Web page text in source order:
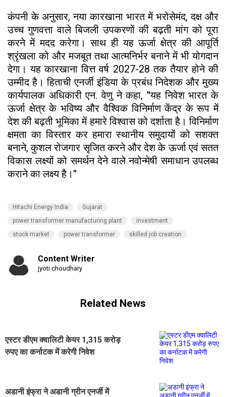
कंपनी के अनुसार, नया कारखाना भारत में भरोसेमंद, दक्ष और
उच्च गुणवत्ता वाले बिजली उपकरणों की बढ़ती मांग को पूरा
करने में मदद करेगा। साथ ही यह ऊर्जा क्षेत्र की आपूर्ति
श्रृंखला को और मजबूत तथा आत्मनिर्भर बनाने में भी योगदान
देगा। यह कारखाना वित्त वर्ष 2027-28 तक तैयार होने की
उम्मीद है। हिताची एनर्जी इंडिया के प्रबंध निदेशक और मुख्य
कार्यपालक अधिकारी एन. वेणु ने कहा, ''यह निवेश भारत के
ऊर्जा क्षेत्र के भविष्य और वैश्विक विनिर्माण केंद्र के रूप में
देश की बढ़ती भूमिका में हमारे विश्वास को दर्शाता है। विनिर्माण
क्षमता का विस्तार कर हमारा स्थानीय समुदायों को सशक्त
बनाने, कुशल रोजगार सृजित करने और देश के ऊर्जा एवं सतत
विकास लक्ष्यों को समर्थन देने वाले नवोन्मेषी समाधान उपलब्ध
कराने का लक्ष्य है।''
Hitachi Energy India
Gujarat
power transformer manufacturing plant
investment
stock market
power transformer skilled job creation
Content Writer
jyoti choudhary
Related News
एस्टर डीएम क्वालिटी केयर 1,315 करोड़
रुपए का कर्नाटक में करेगी निवेश
अडानी इंफ्रा ने अडानी ग्रीन एनर्जी में